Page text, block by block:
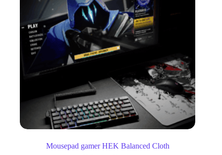
Mousepad gamer HEK Balanced Cloth